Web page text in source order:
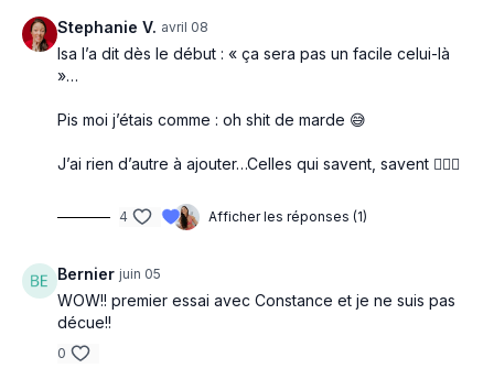
Russian twist
Stephanie V. avril 08
Isa l’a dit dès le début : « ça sera pas un facile celui-là
»…
Pis moi j’étais comme : oh shit de marde 😅
J’ai rien d’autre à ajouter…Celles qui savent, savent 😮‍💨🔥
4 Afficher les réponses (1)
Bernier juin 05
WOW!! premier essai avec Constance et je ne suis pas
décue!!
0